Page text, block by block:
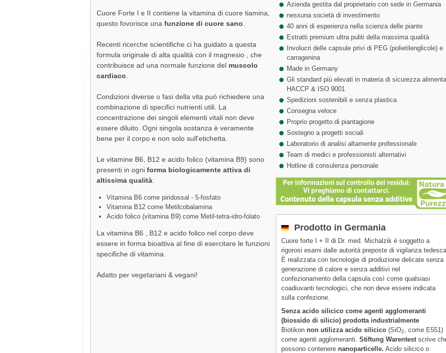
Cuore Forte I e II contiene la vitamina di cuore tiamina,
questo fovorisce una funzione di cuore sano
Recenti ricerche scientifiche ci ha guidato a questa
formula originale di alta qualità con il magnesio , che
contribuisce ad una normale funzione del muscolo
cardiaco
Condizioni diverse o fasi della vita può richiedere una
combinazione di specifici nutrienti utili. La
concentrazione dei singoli elementi vitali non deve
essere diluito. Ogni singola sostanza è veramente
bene per il corpo e non solo sull'etichetta.
Le vitamine B6, B12 e acido folico (vitamina B9) sono
presenti in ogni forma biologicamente attiva di
altissima qualità:
Vitamina B6 come piridossal - 5-fosfato
Vitamina B12 come Metilcobalamina
Acido folico (vitamina B9) come Metil-tetra-idro-folato
La vitamina B6 , B12 e acido folico nel corpo deve
essere in forma bioattiva al fine di esercitare le funzioni
specifiche di vitamina.
Adatto per vegetariani & vegani!
Azienda gestita dal proprietario con sede in Germania
nessuna società di investimento
40 anni di esperienza nella scienza delle piante
Estratti premium ultra puliti della massima qualità
Involucri delle capsule privi di PEG (polietilenglicole) e
carragenina
Made in Germany
Gli standard più elevati in materia di sicurezza
HACCP & ISO 9001
Spedizioni sostenibili e senza plastica
Consegna veloce
Proprio progetto di piantagione
Sostegno a progetti sociali
Laboratorio di analisi altamente professionale
Team di medici e professionisti alternativi
Hotline di consulenza personale
Prodotto in Germania
Cuore forte I + II di Dr. med. Michalzik è soggetto a
rigorosi esami dalle autorità preposte di vigilanza
È realizzata con tecnologie di produzione delicate senza
generazione di calore e senza additivi nel
confezionamento della capsula così come qualsiasi
coadiuvanti tecnologici, che non deve essere indicata
sulla confezione.
Senza acido silicico come agenti agglomeranti
(biossido di silicio) prodotta industrialmente
Biotikon non utilizza acido silicico (SiO2
, come E551)
come agenti agglomeranti.Stiftung Warentest scrive
possono contenere nanoparticelle. Acido silicico o